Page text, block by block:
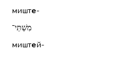
миште-
מִשְׁתֵּי־
миштей-